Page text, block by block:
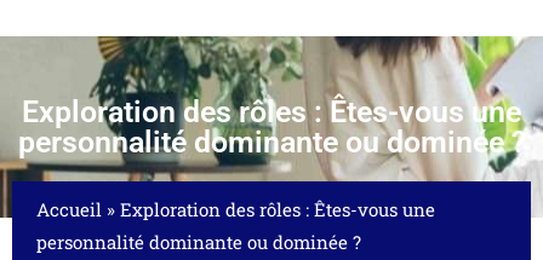
Exploration des rôles : Êtes-vous une
personnalité dominante ou dominée ?
Accueil » Exploration des rôles : Êtes-vous une
personnalité dominante ou dominée ?